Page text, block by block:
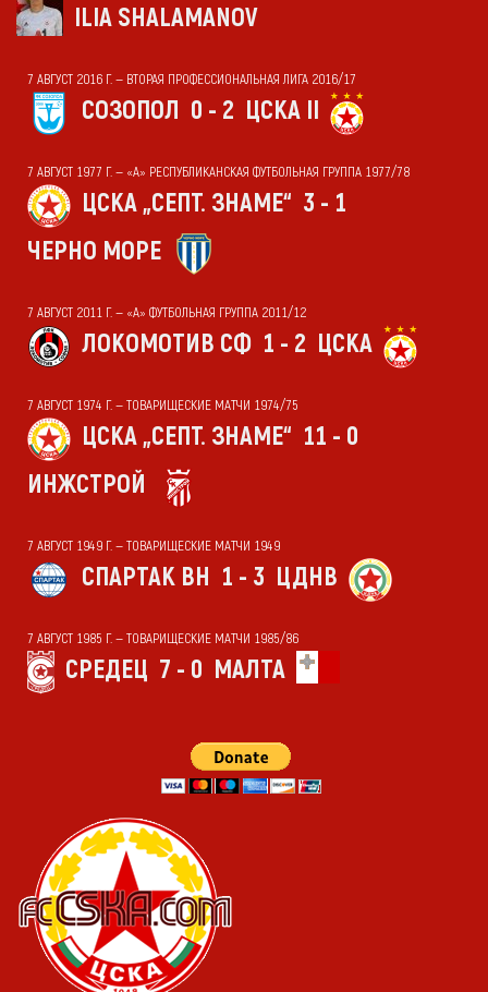
ILIA SHALAMANOV
7 АВГУСТ 2016 Г. — ВТОРАЯ ПРОФЕССИОНАЛЬНАЯ ЛИГА 2016/17
СОЗОПОЛ 0 - 2 ЦСКА II
7 АВГУСТ 1977 Г. — «А» РЕСПУБЛИКАНСКАЯ ФУТБОЛЬНАЯ ГРУППА 1977/78
ЦСКА „СЕПТ. ЗНАМЕ“ 3 - 1
ЧЕРНО МОРЕ
7 АВГУСТ 2011 Г. — «А» ФУТБОЛЬНАЯ ГРУППА 2011/12
ЛОКОМОТИВ СФ 1 - 2 ЦСКА
7 АВГУСТ 1974 Г. — ТОВАРИЩЕСКИЕ МАТЧИ 1974/75
ЦСКА „СЕПТ. ЗНАМЕ“ 11 - 0
ИНЖСТРОЙ
7 АВГУСТ 1949 Г. — ТОВАРИЩЕСКИЕ МАТЧИ 1949
СПАРТАК ВН 1 - 3 ЦДНВ
7 АВГУСТ 1985 Г. — ТОВАРИЩЕСКИЕ МАТЧИ 1985/86
СРЕДЕЦ 7 - 0 МАЛТА